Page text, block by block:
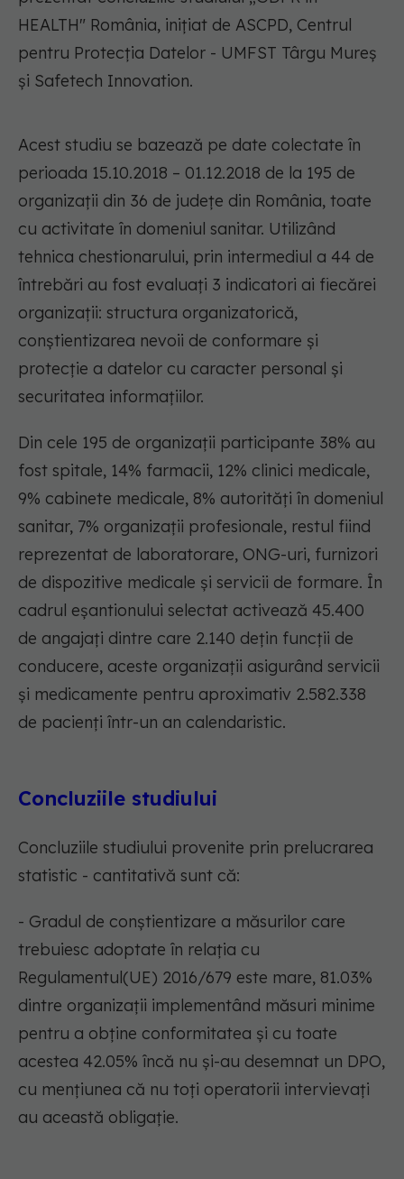
HEALTH" România, inițiat de ASCPD, Centrul
pentru Protecția Datelor - UMFST Târgu Mureș
și Safetech Innovation.
Acest studiu se bazează pe date colectate în
perioada 15.10.2018 – 01.12.2018 de la 195 de
organizații din 36 de județe din România, toate
cu activitate în domeniul sanitar. Utilizând
tehnica chestionarului, prin intermediul a 44 de
întrebări au fost evaluați 3 indicatori ai fiecărei
organizații: structura organizatorică,
conștientizarea nevoii de conformare și
protecție a datelor cu caracter personal și
securitatea informațiilor.
Din cele 195 de organizații participante 38% au
fost spitale, 14% farmacii, 12% clinici medicale,
9% cabinete medicale, 8% autorități în domeniul
sanitar, 7% organizații profesionale, restul fiind
reprezentat de laboratorare, ONG-uri, furnizori
de dispozitive medicale și servicii de formare. În
cadrul eșantionului selectat activează 45.400
de angajați dintre care 2.140 dețin funcții de
conducere, aceste organizații asigurând servicii
și medicamente pentru aproximativ 2.582.338
de pacienți într-un an calendaristic.
Concluziile studiului
Concluziile studiului provenite prin prelucrarea
statistic - cantitativă sunt că:
- Gradul de conștientizare a măsurilor care
trebuiesc adoptate în relația cu
Regulamentul(UE) 2016/679 este mare, 81.03%
dintre organizații implementând măsuri minime
pentru a obține conformitatea și cu toate
acestea 42.05% încă nu și-au desemnat un DPO,
cu mențiunea că nu toți operatorii intervievați
au această obligație.